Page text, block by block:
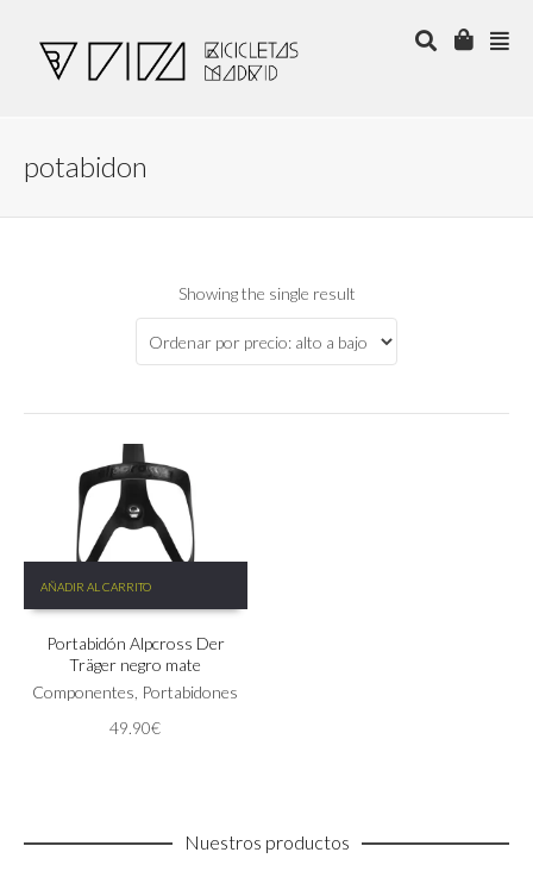
potabidon
Showing the single result
AÑADIR AL CARRITO
Portabidón Alpcross Der
Träger negro mate
Componentes, Portabidones
49.90€
Nuestros productos